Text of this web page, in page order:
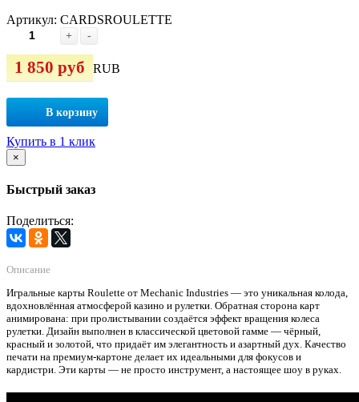
Артикул: CARDSROULETTE
+ -
1 850 руб RUB
В корзину
Купить в 1 клик
×
Быстрый заказ
Поделиться:
Описание
Игральные карты Roulette от Mechanic Industries — это уникальная колода,
вдохновлённая атмосферой казино и рулетки. Обратная сторона карт
анимирована: при пролистывании создаётся эффект вращения колеса
рулетки. Дизайн выполнен в классической цветовой гамме — чёрный,
красный и золотой, что придаёт им элегантность и азартный дух. Качество
печати на премиум-картоне делает их идеальными для фокусов и
кардистри. Эти карты — не просто инструмент, а настоящее шоу в руках.